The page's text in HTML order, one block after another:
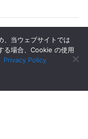
、当ウェブサイトでは
る場合、Cookie の使用
Privacy Policy